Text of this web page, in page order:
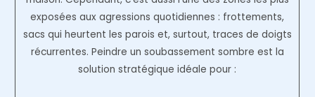
exposées aux agressions quotidiennes : frottements,
sacs qui heurtent les parois et, surtout, traces de doigts
récurrentes. Peindre un soubassement sombre est la
solution stratégique idéale pour :